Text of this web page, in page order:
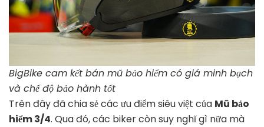
BigBike cam kết bán mũ bảo hiểm có giá minh bạch
và chế độ bảo hành tốt
Trên đây đã chia sẻ các ưu điểm siêu việt của Mũ bảo
hiểm 3/4. Qua đó, các biker còn suy nghĩ gì nữa mà